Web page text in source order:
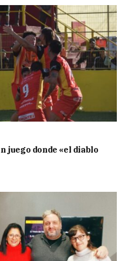
juego donde «el diablo